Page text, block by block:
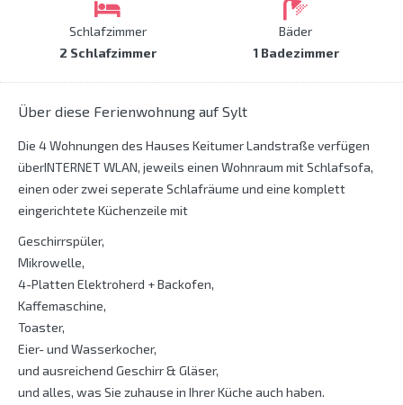
Schlafzimmer
2 Schlafzimmer
Bäder
1 Badezimmer
Über diese Ferienwohnung auf Sylt
Die 4 Wohnungen des Hauses Keitumer Landstraße verfügen
überINTERNET WLAN, jeweils einen Wohnraum mit Schlafsofa,
einen oder zwei seperate Schlafräume und eine komplett
eingerichtete Küchenzeile mit
Geschirrspüler,
Mikrowelle,
4-Platten Elektroherd + Backofen,
Kaffemaschine,
Toaster,
Eier- und Wasserkocher,
und ausreichend Geschirr & Gläser,
und alles, was Sie zuhause in Ihrer Küche auch haben.